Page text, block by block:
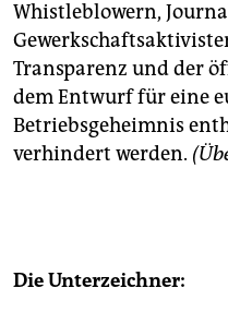
Whistleblowern,
Transparenz und der
dem Entwurf für eine
Betriebsgeheimnis
verhindert werden.
Die Unterzeichner: